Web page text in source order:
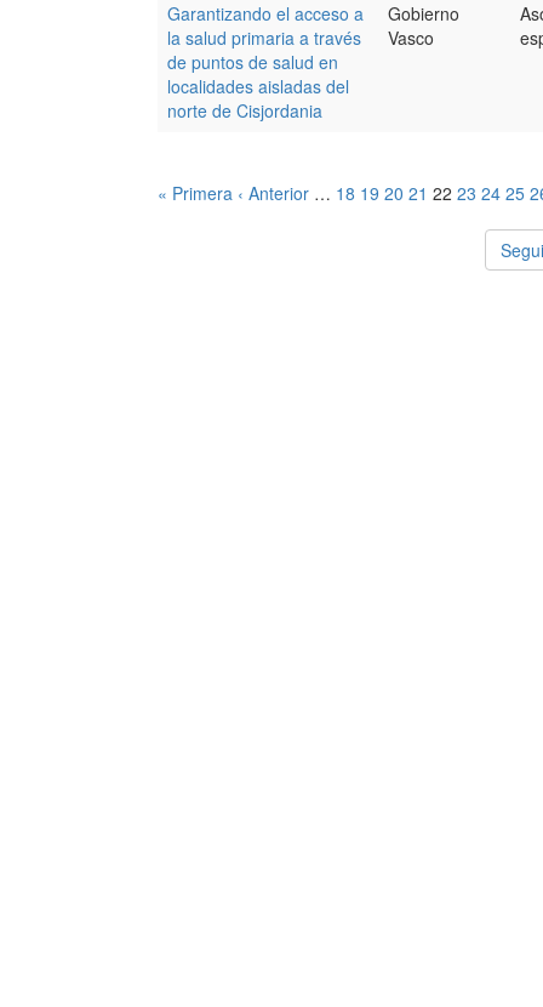
Garantizando el acceso a
la salud primaria a través
de puntos de salud en
localidades aisladas del
norte de Cisjordania
Gobierno
Vasco
« Primera ‹ Anterior … 18 19 20 21 22 23 24 25